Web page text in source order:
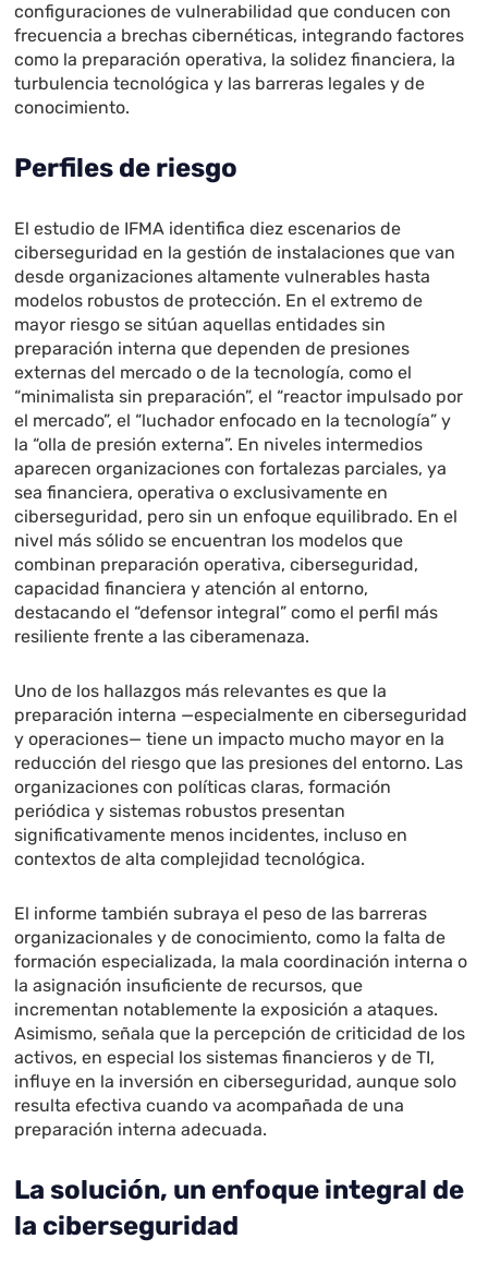
configuraciones de vulnerabilidad que conducen con
frecuencia a brechas cibernéticas, integrando factores
como la preparación operativa, la solidez financiera, la
turbulencia tecnológica y las barreras legales y de
conocimiento.
Perfiles de riesgo
El estudio de IFMA identifica diez escenarios de
ciberseguridad en la gestión de instalaciones que van
desde organizaciones altamente vulnerables hasta
modelos robustos de protección. En el extremo de
mayor riesgo se sitúan aquellas entidades sin
preparación interna que dependen de presiones
externas del mercado o de la tecnología, como el
“minimalista sin preparación”, el “reactor impulsado por
el mercado”, el “luchador enfocado en la tecnología” y
la “olla de presión externa”. En niveles intermedios
aparecen organizaciones con fortalezas parciales, ya
sea financiera, operativa o exclusivamente en
ciberseguridad, pero sin un enfoque equilibrado. En el
nivel más sólido se encuentran los modelos que
combinan preparación operativa, ciberseguridad,
capacidad financiera y atención al entorno,
destacando el “defensor integral” como el perfil más
resiliente frente a las ciberamenaza.
Uno de los hallazgos más relevantes es que la
preparación interna —especialmente en ciberseguridad
y operaciones— tiene un impacto mucho mayor en la
reducción del riesgo que las presiones del entorno. Las
organizaciones con políticas claras, formación
periódica y sistemas robustos presentan
significativamente menos incidentes, incluso en
contextos de alta complejidad tecnológica.
El informe también subraya el peso de las barreras
organizacionales y de conocimiento, como la falta de
formación especializada, la mala coordinación interna o
la asignación insuficiente de recursos, que
incrementan notablemente la exposición a ataques.
Asimismo, señala que la percepción de criticidad de los
activos, en especial los sistemas financieros y de TI,
influye en la inversión en ciberseguridad, aunque solo
resulta efectiva cuando va acompañada de una
preparación interna adecuada.
La solución, un enfoque integral de
la ciberseguridad